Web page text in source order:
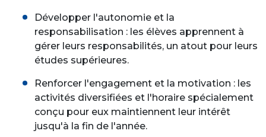
Développer l'autonomie et la
responsabilisation : les élèves apprennent à
gérer leurs responsabilités, un atout pour leurs
études supérieures.
Renforcer l'engagement et la motivation : les
activités diversifiées et l'horaire spécialement
conçu pour eux maintiennent leur intérêt
jusqu'à la fin de l'année.